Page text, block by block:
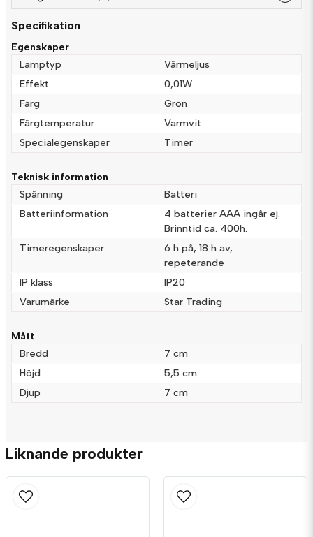
question
name
Ja, ni får publicera min fråga
Skicka fråga
Specifikation
Egenskaper
Lamptyp
Värmeljus
Effekt
0,01W
Färg
Grön
Färgtemperatur
Varmvit
Specialegenskaper
Timer
Teknisk information
Spänning
Batteri
Batteriinformation
4 batterier AAA ingår ej.
Brinntid ca. 400h.
Timeregenskaper
6 h på, 18 h av,
repeterande
IP klass
IP20
Varumärke
Star Trading
Mått
Bredd
7 cm
Höjd
5,5 cm
Djup
7 cm
Liknande produkter